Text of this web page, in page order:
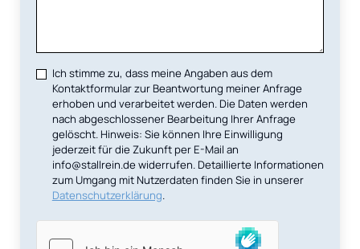
Ich stimme zu, dass meine Angaben aus dem
Kontaktformular zur Beantwortung meiner Anfrage
erhoben und verarbeitet werden. Die Daten werden
nach abgeschlossener Bearbeitung Ihrer Anfrage
gelöscht. Hinweis: Sie können Ihre Einwilligung
jederzeit für die Zukunft per E-Mail an
info@stallrein.de widerrufen. Detaillierte Informationen
zum Umgang mit Nutzerdaten finden Sie in unserer
Datenschutzerklärung.